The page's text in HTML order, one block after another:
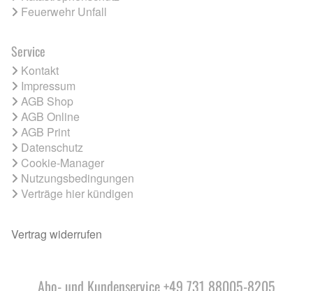
Feuerwehr Unfall
Service
Kontakt
Impressum
AGB Shop
AGB Online
AGB Print
Datenschutz
Cookie-Manager
Nutzungsbedingungen
Verträge hier kündigen
Vertrag widerrufen
Abo- und Kundenservice +49 731 88005-8205